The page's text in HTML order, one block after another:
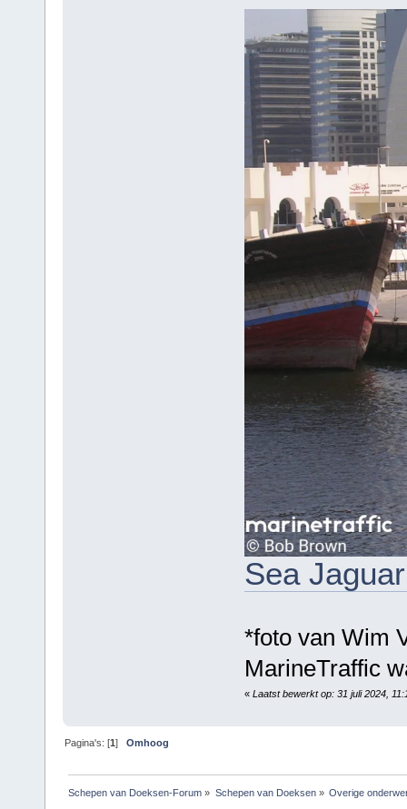
Sea
*foto van Wim
MarineTraffic
« Laatst bewerkt op: 31 juli 2024,
Pagina's: [1]Omhoog
Schepen van Doeksen-Forum » Schepen van Doeksen» Overige